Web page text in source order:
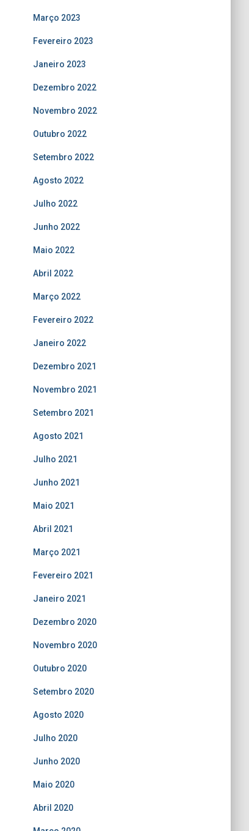
Março 2023
Fevereiro 2023
Janeiro 2023
Dezembro 2022
Novembro 2022
Outubro 2022
Setembro 2022
Agosto 2022
Julho 2022
Junho 2022
Maio 2022
Abril 2022
Março 2022
Fevereiro 2022
Janeiro 2022
Dezembro 2021
Novembro 2021
Setembro 2021
Agosto 2021
Julho 2021
Junho 2021
Maio 2021
Abril 2021
Março 2021
Fevereiro 2021
Janeiro 2021
Dezembro 2020
Novembro 2020
Outubro 2020
Setembro 2020
Agosto 2020
Julho 2020
Junho 2020
Maio 2020
Abril 2020